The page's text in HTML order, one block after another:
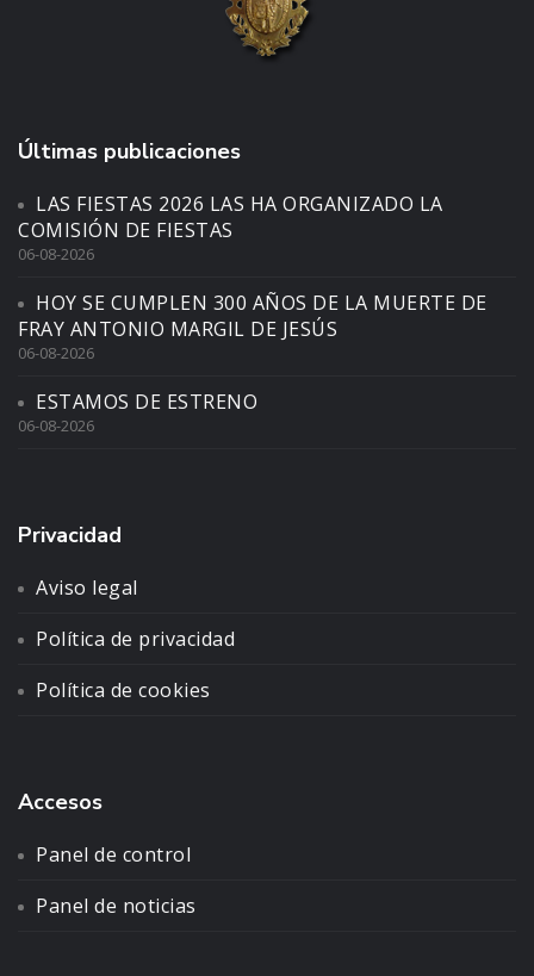
Últimas publicaciones
LAS FIESTAS 2026 LAS HA ORGANIZADO LA
COMISIÓN DE FIESTAS
06-08-2026
HOY SE CUMPLEN 300 AÑOS DE LA MUERTE DE
FRAY ANTONIO MARGIL DE JESÚS
06-08-2026
ESTAMOS DE ESTRENO
06-08-2026
Privacidad
Aviso legal
Política de privacidad
Política de cookies
Accesos
Panel de control
Panel de noticias